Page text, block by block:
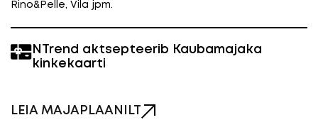
Rino&Pelle, Vila jpm.
NTrend aktsepteerib Kaubamajaka
kinkekaarti
LEIA MAJAPLAANILT